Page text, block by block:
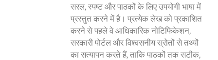
सरल, स्पष्ट और पाठकों के लिए उपयोगी भाषा में
प्रस्तुत करने में है। प्रत्येक लेख को प्रकाशित
करने से पहले वे आधिकारिक नोटिफिकेशन,
सरकारी पोर्टल और विश्वसनीय स्रोतों से तथ्यों
का सत्यापन करते हैं, ताकि पाठकों तक सटीक,